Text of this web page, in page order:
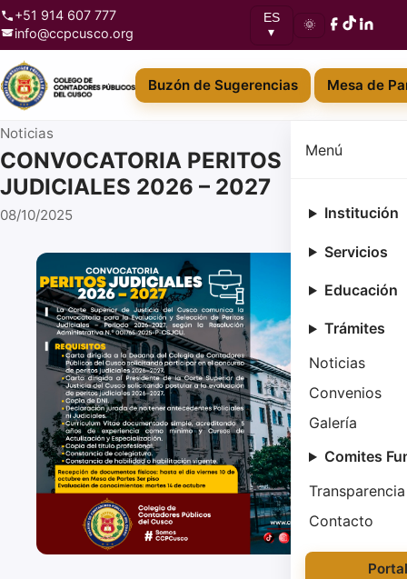
+51 914 607 777
info@ccpcusco.org
ES
▾
🌞
Buzón de Sugerencias Mesa de
Menú
Institución
Servicios
Educación
Trámites
Noticias
Convenios
Galería
Comites
Transparencia
Contacto
Noticias
CONVOCATORIA PERITOS
JUDICIALES 2026 – 2027
08/10/2025